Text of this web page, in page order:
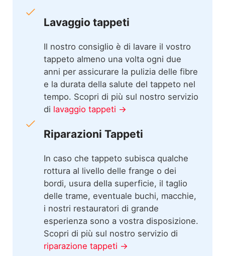
Lavaggio tappeti
Il nostro consiglio è di lavare il vostro
tappeto almeno una volta ogni due
anni per assicurare la pulizia delle fibre
e la durata della salute del tappeto nel
tempo. Scopri di più sul nostro servizio
di lavaggio tappeti →
Riparazioni Tappeti
In caso che tappeto subisca qualche
rottura al livello delle frange o dei
bordi, usura della superficie, il taglio
delle trame, eventuale buchi, macchie,
i nostri restauratori di grande
esperienza sono a vostra disposizione.
Scopri di più sul nostro servizio di
riparazione tappeti →